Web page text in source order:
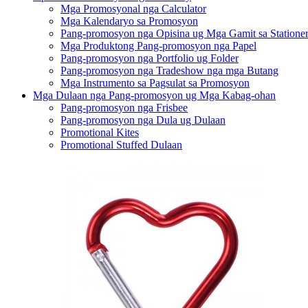
Mga Promosyonal nga Calculator
Mga Kalendaryo sa Promosyon
Pang-promosyon nga Opisina ug Mga Gamit sa
Mga Produktong Pang-promosyon nga Papel
Pang-promosyon nga Portfolio ug Folder
Pang-promosyon nga Tradeshow nga mga Butang
Mga Instrumento sa Pagsulat sa Promosyon
Mga Dulaan nga Pang-promosyon ug Mga Kabag-ohan
Pang-promosyon nga Frisbee
Pang-promosyon nga Dula ug Dulaan
Promotional Kites
Promotional Stuffed Dulaan